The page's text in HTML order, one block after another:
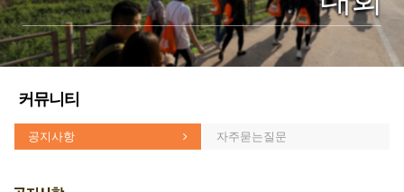
커뮤니티
공지사항 자주묻는질문